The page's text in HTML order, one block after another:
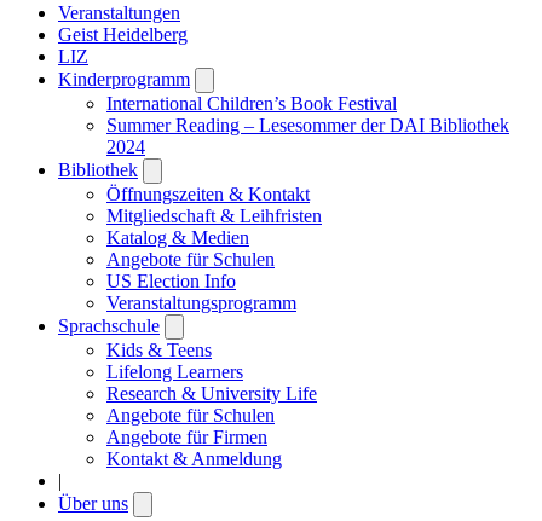
Veranstaltungen
Geist Heidelberg
LIZ
Kinderprogramm
submenu
International Children’s Book Festival
Summer Reading – Lesesommer der DAI Bibliothek
2024
Bibliothek
submenu
Öffnungszeiten & Kontakt
Mitgliedschaft & Leihfristen
Katalog & Medien
Angebote für Schulen
US Election Info
Veranstaltungsprogramm
Sprachschule
submenu
Kids & Teens
Lifelong Learners
Research & University Life
Angebote für Schulen
Angebote für Firmen
Kontakt & Anmeldung
|
Über uns